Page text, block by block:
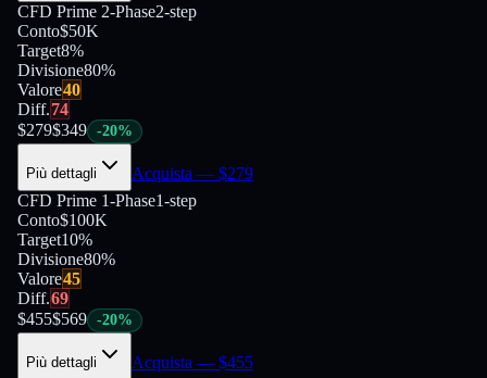
CFD Prime 2-Phase2-step
Conto$50K
Target8%
Divisione80%
Valore40
Diff.74
$279$349 -20%
Più dettagli Acquista — $279
CFD Prime 1-Phase1-step
Conto$100K
Target10%
Divisione80%
Valore45
Diff.69
$455$569 -20%
Più dettagli Acquista — $455